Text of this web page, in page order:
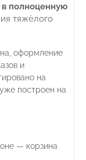
в полноценную
тяжёлого
оформление
и
на
построен на
— корзина